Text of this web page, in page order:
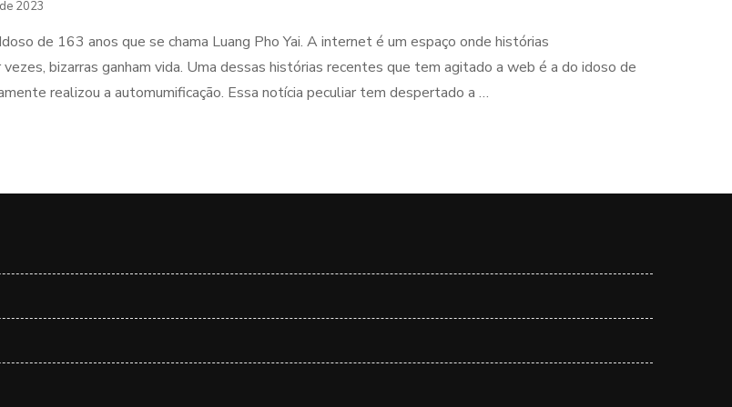
2023
de 163 anos que se chama Luang Pho Yai. A internet é um espaço onde histórias
bizarras ganham vida. Uma dessas histórias recentes que tem agitado a web é a do idoso de
realizou a automumificação. Essa notícia peculiar tem despertado a …